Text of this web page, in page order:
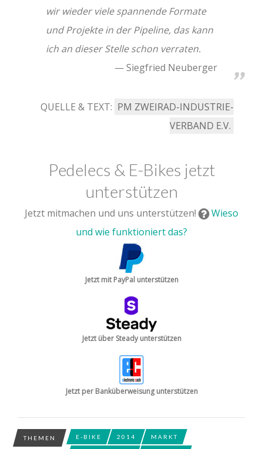
wir wieder viele spannende Formate
und Projekte in der Pipeline, das kann
ich an dieser Stelle schon verraten.
Siegfried Neuberger
QUELLE & TEXT: PM ZWEIRAD-INDUSTRIE-
VERBAND E.V.
Pedelecs & E-Bikes jetzt
unterstützen
Jetzt mitmachen und uns unterstützen!
Wieso
und wie funktioniert das?
Jetzt mit PayPal unterstützen
Jetzt über Steady unterstützen
Jetzt per Banküberweisung unterstützen
THEMEN E-BIKE 2014 MARKT